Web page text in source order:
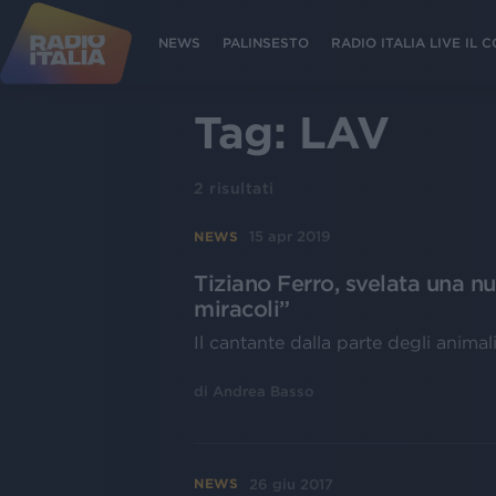
NEWS PALINSESTO RADIO ITALIA LIVE IL
Tag: LAV
2 risultati
NEWS 15 apr 2019
Tiziano Ferro, svelata una
miracoli”
Il cantante dalla parte degli
di Andrea Basso
NEWS 26 giu 2017